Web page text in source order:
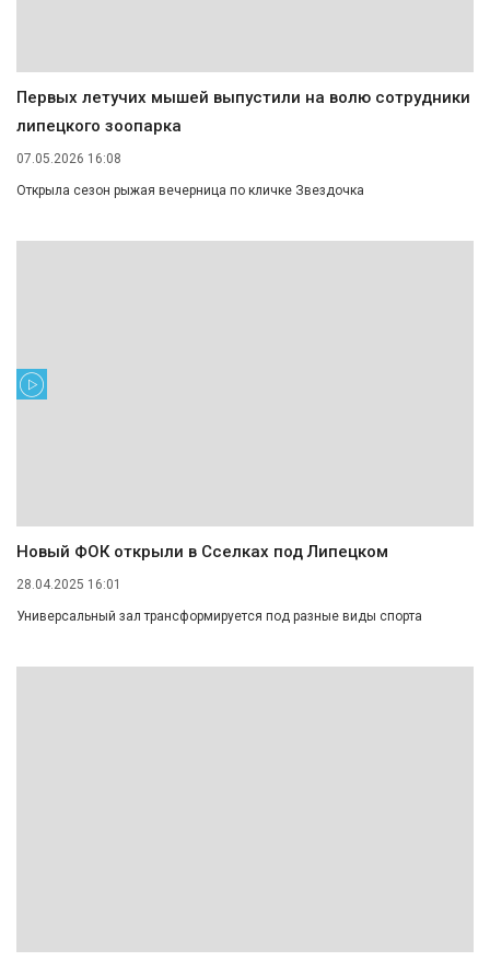
Первых летучих мышей выпустили на волю сотрудники
липецкого зоопарка
07.05.2026 16:08
Открыла сезон рыжая вечерница по кличке Звездочка
Новый ФОК открыли в Сселках под Липецком
28.04.2025 16:01
Универсальный зал трансформируется под разные виды спорта